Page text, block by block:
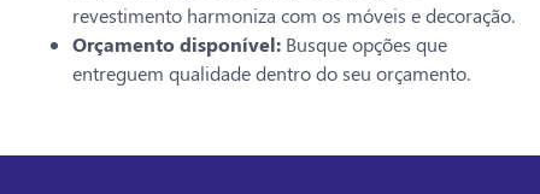
revestimento harmoniza com os móveis e decoração.
Orçamento disponível: Busque opções que
entreguem qualidade dentro do seu orçamento.